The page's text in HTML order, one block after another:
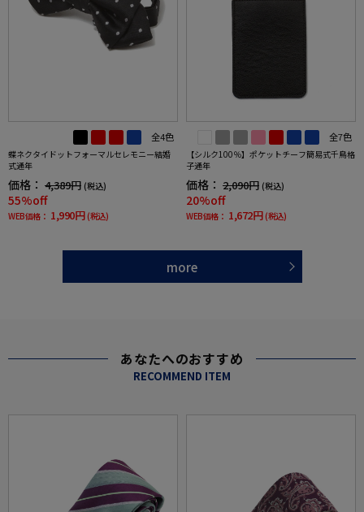
全4色
蝶ネクタイドットフォーマルセレモニー結婚
式通年
価格： 4,389円 (税込)
55%off
WEB価格： 1,990円 (税込)
全7色
【シルク100％】ポケットチーフ簡易式千鳥格
子通年
価格： 2,090円 (税込)
20%off
WEB価格： 1,672円 (税込)
more
あなたへのおすすめ
RECOMMEND ITEM